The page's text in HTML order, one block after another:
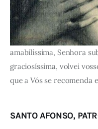
amabilíssima, Senhora
graciosíssima, volvei
que a Vós se recomenda
SANTO AFONSO,